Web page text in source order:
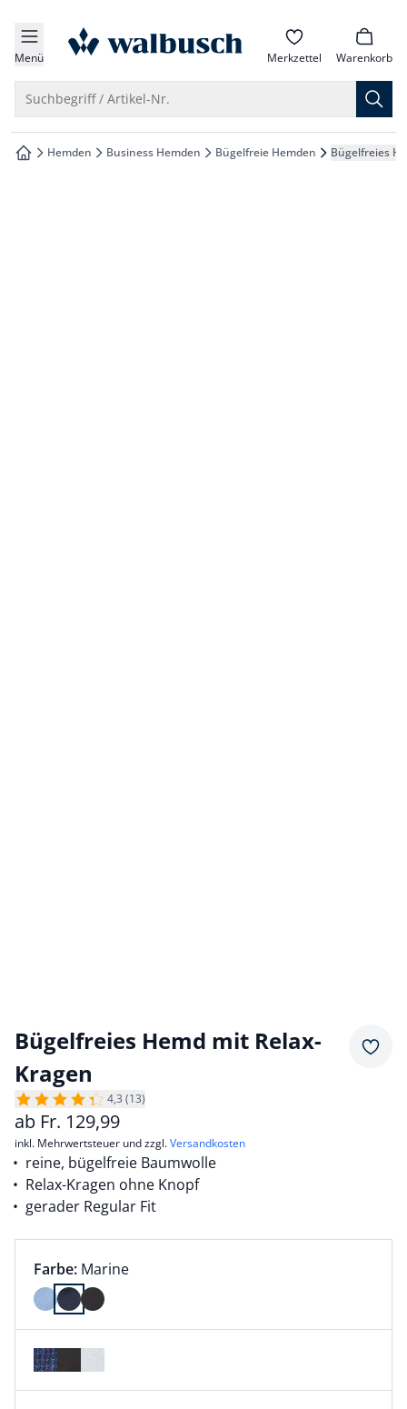
springen
springen
springen
springen
Menü zur Startseite Merkzettel Warenkorb
Suchbegriff / Artikel-Nr.
zur Startseite
Hemden Business Hemden Bügelfreie Hemden Bügelfreies
Bügelfreies Hemd mit Relax-
Kragen
4,3 (13)
ab Fr. 129,99
inkl. Mehrwertsteuer und zzgl.Versandkosten
reine, bügelfreie Baumwolle
Relax-Kragen ohne Knopf
gerader Regular Fit
Farbauswahl:
Farbe: aktuell ausgewählt:
Marine
Farbe Marine ausgewählt